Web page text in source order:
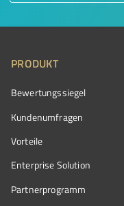
PRODUKT
Bewertungssiegel
Kundenumfragen
Vorteile
Enterprise Solution
Partnerprogramm